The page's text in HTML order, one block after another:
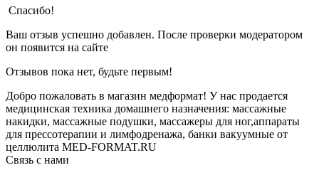
Спасибо!
Ваш отзыв успешно добавлен. После проверки модератором
он появится на сайте
Отзывов пока нет, будьте первым!
Добро пожаловать в магазин медформат! У нас продается
медицинская техника домашнего назначения: массажные
накидки, массажные подушки, массажеры для ног,аппараты
для прессотерапии и лимфодренажа, банки вакуумные от
целлюлита MED-FORMAT.RU
Связь с нами